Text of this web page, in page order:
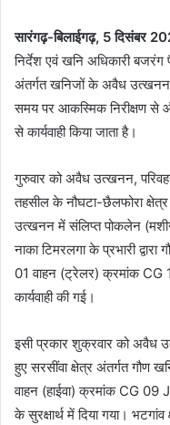
सारंगढ़-बिलाईगढ़, 5 दिसंबर
निर्देश एवं खनि अधिकारी बजरंग
अंतर्गत खनिजों के अवैध
समय पर आकस्मिक निरीक्षण से
से कार्यवाही किया जाता है।
गुरुवार को अवैध उत्खनन,
तहसील के नौघटा-छैलफोरा
उत्खनन में संलिप्त पोकलेन
नाका टिमरलगा के प्रभारी
01 वाहन (ट्रेलर) क्रमांक CG
कार्यवाही की गई।
इसी प्रकार शुक्रवार को अवैध
हुए सरसींवा क्षेत्र अंतर्गत गौण
वाहन (हाईवा) क्रमांक CG 09
के सुरक्षार्थ में दिया गया।